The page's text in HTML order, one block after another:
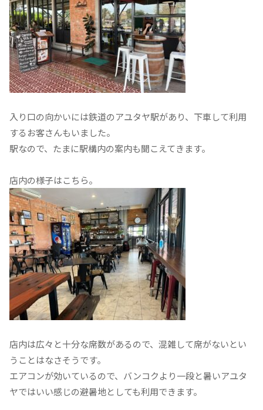
入り口の向かいには鉄道のアユタヤ駅があり、下車して利用
するお客さんもいました。
駅なので、たまに駅構内の案内も聞こえてきます。
店内の様子はこちら。
店内は広々と十分な席数があるので、混雑して席がないとい
うことはなさそうです。
エアコンが効いているので、バンコクより一段と暑いアユタ
ヤではいい感じの避暑地としても利用できます。